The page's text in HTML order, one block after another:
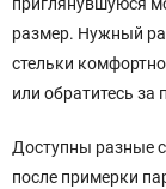
размер. Нужный
стельки
или обратитесь
Доступны разные
после примерки